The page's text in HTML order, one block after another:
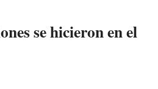
se hicieron en el